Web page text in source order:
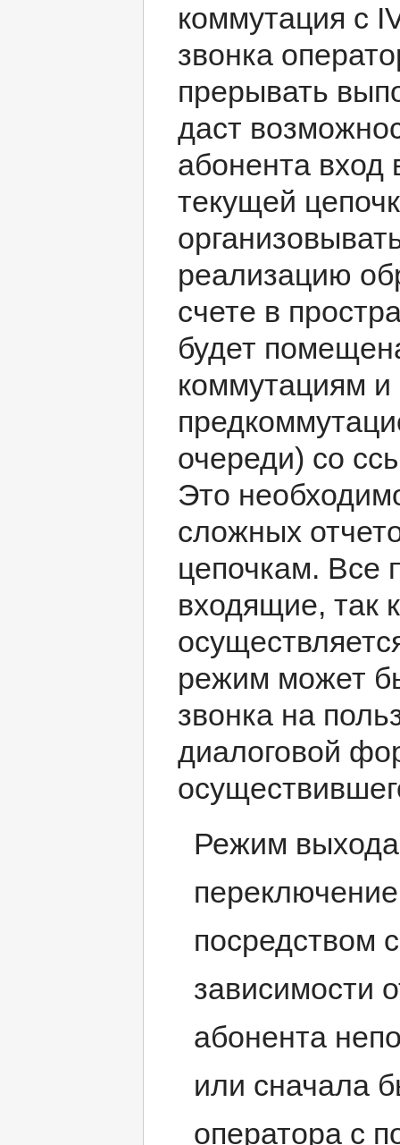
коммутация с
звонка
прерывать
даст
абонента вход
текущей
реализацию
счете в
будет
коммутациям
очереди) со
Это
сложных
цепочкам. Все
входящие, так
режим может
звонка на
диалоговой
Режим выхода
посредством
зависимости
абонента
или сначала
оператора с